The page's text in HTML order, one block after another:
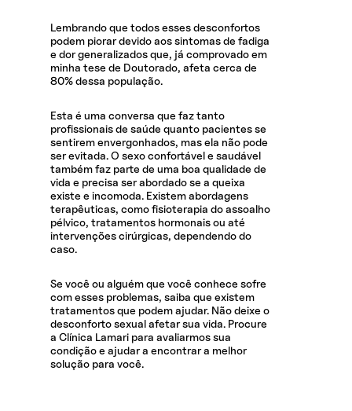
Lembrando que todos esses desconfortos
podem piorar devido aos sintomas de fadiga
e dor generalizados que, já comprovado em
minha tese de Doutorado, afeta cerca de
80% dessa população.
Esta é uma conversa que faz tanto
profissionais de saúde quanto pacientes se
sentirem envergonhados, mas ela não pode
ser evitada. O sexo confortável e saudável
também faz parte de uma boa qualidade de
vida e precisa ser abordado se a queixa
existe e incomoda. Existem abordagens
terapêuticas, como fisioterapia do assoalho
pélvico, tratamentos hormonais ou até
intervenções cirúrgicas, dependendo do
caso.
Se você ou alguém que você conhece sofre
com esses problemas, saiba que existem
tratamentos que podem ajudar. Não deixe o
desconforto sexual afetar sua vida. Procure
a Clínica Lamari para avaliarmos sua
condição e ajudar a encontrar a melhor
solução para você.